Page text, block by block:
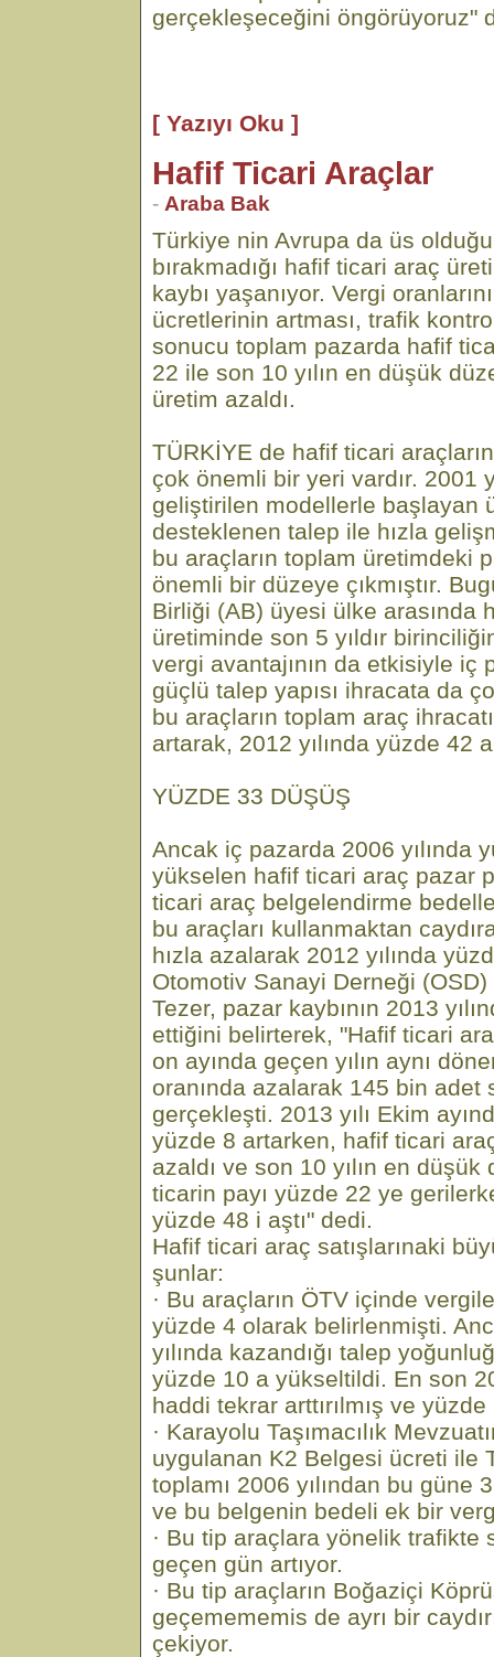
gerçekleşeceğini öngörüyoruz"
[ Yazıyı Oku ]
Hafif Ticari Araçlar
- Araba Bak
Türkiye nin Avrupa da üs
bırakmadığı hafif ticari araç
kaybı yaşanıyor. Vergi
ücretlerinin artması, trafik
sonucu toplam pazarda hafif
22 ile son 10 yılın en düşük
üretim azaldı.
TÜRKİYE de hafif ticari
çok önemli bir yeri vardır. 2001
geliştirilen modellerle başlayan
desteklenen talep ile hızla
bu araçların toplam üretimdeki
önemli bir düzeye çıkmıştır.
Birliği (AB) üyesi ülke arasında
üretiminde son 5 yıldır
vergi avantajının da etkisiyle iç
güçlü talep yapısı ihracata da
bu araçların toplam araç
artarak, 2012 yılında yüzde 42
YÜZDE 33 DÜŞÜŞ
Ancak iç pazarda 2006 yılında
yükselen hafif ticari araç pazar
ticari araç belgelendirme
bu araçları kullanmaktan
hızla azalarak 2012 yılında
Otomotiv Sanayi Derneği
Tezer, pazar kaybının 2013
ettiğini belirterek, "Hafif ticari
on ayında geçen yılın aynı
oranında azalarak 145 bin adet
gerçekleşti. 2013 yılı Ekim
yüzde 8 artarken, hafif ticari
azaldı ve son 10 yılın en
ticarin payı yüzde 22 ye
yüzde 48 i aştı" dedi.
Hafif ticari araç satışlarınaki
şunlar:
· Bu araçların ÖTV içinde
yüzde 4 olarak belirlenmişti.
yılında kazandığı talep
yüzde 10 a yükseltildi. En son
haddi tekrar arttırılmış ve
· Karayolu Taşımacılık
uygulanan K2 Belgesi ücreti ile
toplamı 2006 yılından bu güne
ve bu belgenin bedeli ek bir
· Bu tip araçlara yönelik trafikte
geçen gün artıyor.
· Bu tip araçların Boğaziçi
geçemememis de ayrı bir
çekiyor.